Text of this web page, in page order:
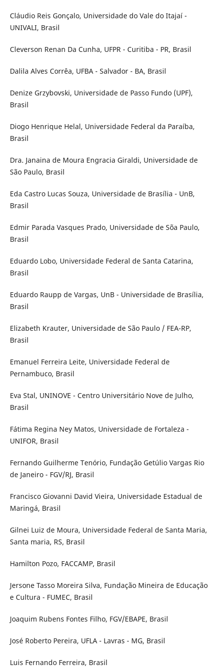
Cláudio Reis Gonçalo, Universidade do Vale do Itajaí -
UNIVALI, Brasil
Cleverson Renan Da Cunha, UFPR - Curitiba - PR, Brasil
Dalila Alves Corrêa, UFBA - Salvador - BA, Brasil
Denize Grzybovski, Universidade de Passo Fundo (UPF),
Brasil
Diogo Henrique Helal, Universidade Federal da Paraíba,
Brasil
Dra. Janaina de Moura Engracia Giraldi, Universidade de
São Paulo, Brasil
Eda Castro Lucas Souza, Universidade de Brasília - UnB,
Brasil
Edmir Parada Vasques Prado, Universidade de Sõa Paulo,
Brasil
Eduardo Lobo, Universidade Federal de Santa Catarina,
Brasil
Eduardo Raupp de Vargas, UnB - Universidade de Brasília,
Brasil
Elizabeth Krauter, Universidade de São Paulo / FEA-RP,
Brasil
Emanuel Ferreira Leite, Universidade Federal de
Pernambuco, Brasil
Eva Stal, UNINOVE - Centro Universitário Nove de Julho,
Brasil
Fátima Regina Ney Matos, Universidade de Fortaleza -
UNIFOR, Brasil
Fernando Guilherme Tenório, Fundação Getúlio Vargas Rio
de Janeiro - FGV/RJ, Brasil
Francisco Giovanni David Vieira, Universidade Estadual de
Maringá, Brasil
Gilnei Luiz de Moura, Universidade Federal de Santa Maria,
Santa maria, RS, Brasil
Hamilton Pozo, FACCAMP, Brasil
Jersone Tasso Moreira Silva, Fundação Mineira de Educação
e Cultura - FUMEC, Brasil
Joaquim Rubens Fontes Filho, FGV/EBAPE, Brasil
José Roberto Pereira, UFLA - Lavras - MG, Brasil
Luis Fernando Ferreira, Brasil